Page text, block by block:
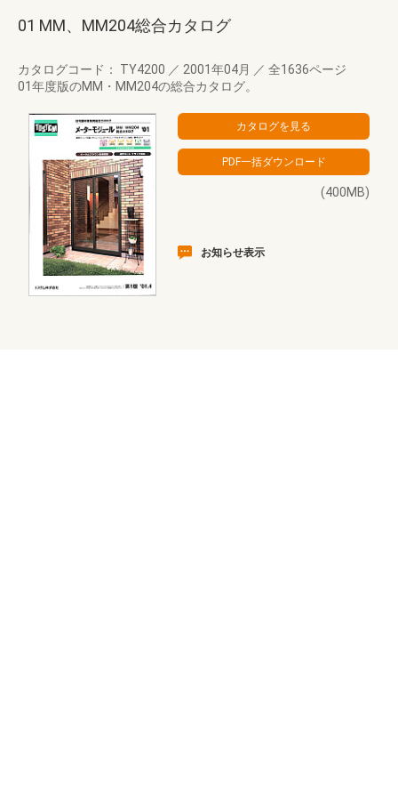
01 MM、MM204総合カタログ
カタログコード： TY4200 ／ 2001年04月 ／ 全1636ページ
01年度版のMM・MM204の総合カタログ。
(400MB)
お知らせ表示